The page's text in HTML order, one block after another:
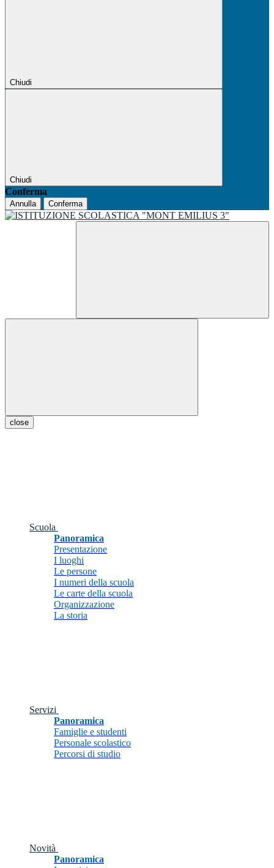
Chiudi
Chiudi
Conferma
Annulla Conferma
close
Scuola
Panoramica
Presentazione
I luoghi
Le persone
I numeri della scuola
Le carte della scuola
Organizzazione
La storia
Servizi
Panoramica
Famiglie e studenti
Personale scolastico
Percorsi di studio
Novità
Panoramica